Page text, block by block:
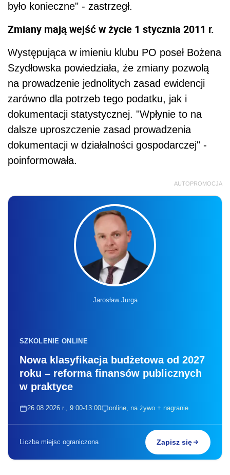
było konieczne" - zastrzegł.
Zmiany mają wejść w życie 1 stycznia 2011 r.
Występująca w imieniu klubu PO poseł Bożena
Szydłowska powiedziała, że zmiany pozwolą
na prowadzenie jednolitych zasad ewidencji
zarówno dla potrzeb tego podatku, jak i
dokumentacji statystycznej. "Wpłynie to na
dalsze uproszczenie zasad prowadzenia
dokumentacji w działalności gospodarczej" -
poinformowała.
AUTOPROMOCJA
Jarosław Jurga
SZKOLENIE ONLINE
Nowa klasyfikacja budżetowa od 2027
roku – reforma finansów publicznych
w praktyce
26.08.2026 r., 9:00-13:00 online, na żywo + nagranie
Liczba miejsc ograniczona Zapisz się